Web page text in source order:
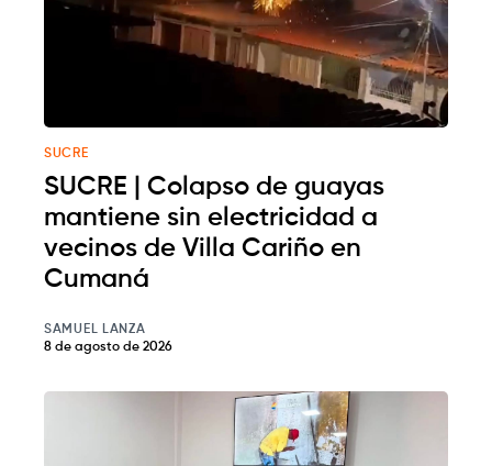
SUCRE
SUCRE | Colapso de guayas
mantiene sin electricidad a
vecinos de Villa Cariño en
Cumaná
SAMUEL LANZA
8 de agosto de 2026